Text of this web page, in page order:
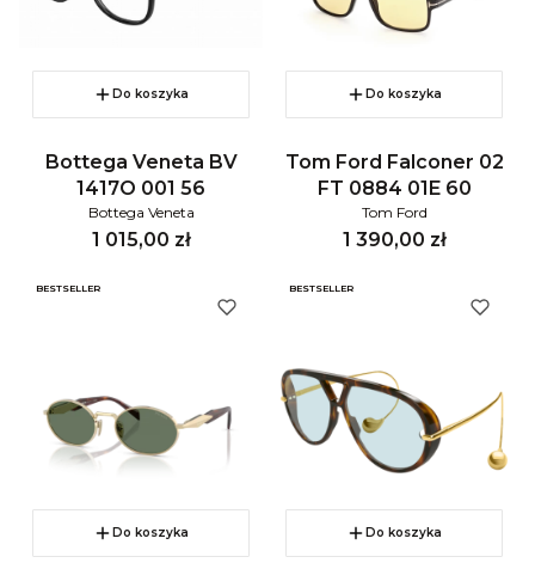
Do koszyka
Bottega Veneta BV
1417O 001 56
Bottega Veneta
Cena
1 015,00 zł
Do koszyka
Tom Ford Falconer 02
FT 0884 01E 60
Tom Ford
Cena
1 390,00 zł
BESTSELLER
Do koszyka
BESTSELLER
Do koszyka